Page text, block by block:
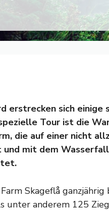
erstrecken sich einige
Tour ist die
die auf einer nicht
mit dem
Skageflå
unter anderem 125